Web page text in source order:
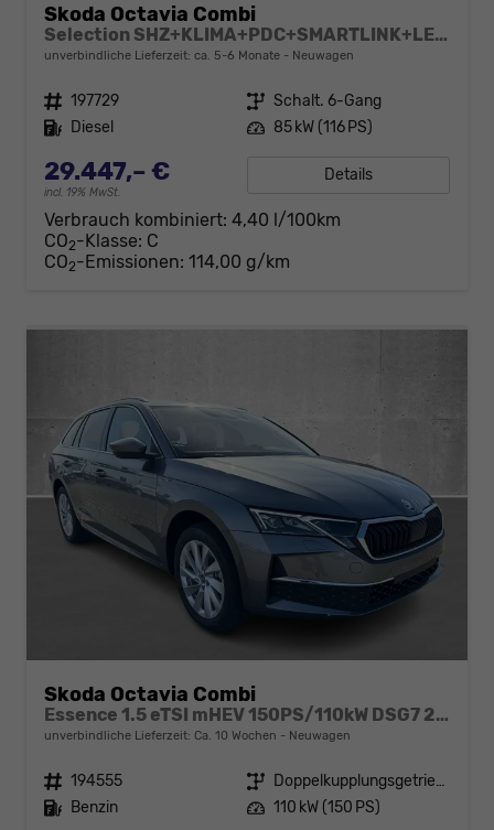
Skoda Octavia Combi
Selection SHZ+KLIMA+PDC+SMARTLINK+LED+16" ALU
unverbindliche Lieferzeit: ca. 5-6 Monate Neuwagen
Fahrzeugnr. 197729 Getriebe Schalt. 6-Gang
Kraftstoff Diesel Leistung 85 kW (116 PS)
29.447,– €
incl. 19% MwSt.
Details
Verbrauch kombiniert: 4,40 l/100km
CO2-Klasse: C
CO2-Emissionen: 114,00 g/km
Skoda Octavia Combi
Essence 1.5 eTSI mHEV 150PS/110kW DSG7 2026
unverbindliche Lieferzeit: Ca. 10 Wochen Neuwagen
Fahrzeugnr. 194555 Getriebe
Doppelkupplungsgetriebe (DSG)
Kraftstoff Benzin Leistung 110 kW (150 PS)